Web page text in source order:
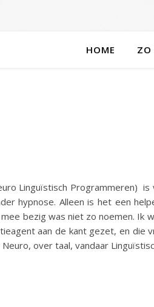
HOME ZO
Linguïstisch Programmeren) is
hypnose. Alleen is het een
bezig was niet zo noemen. Ik
aan de kant gezet, en die
Neuro, over taal, vandaar